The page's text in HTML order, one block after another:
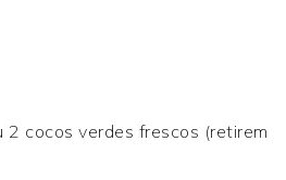
2 cocos verdes frescos (retirem